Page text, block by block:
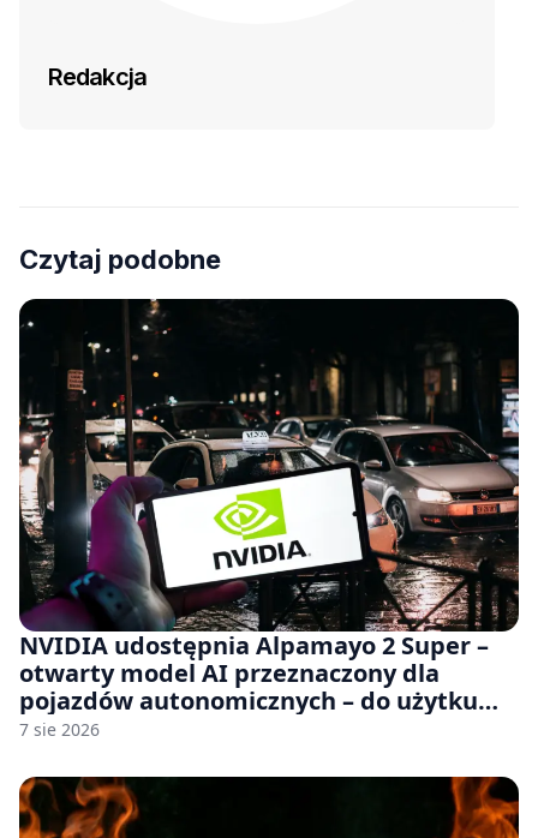
Redakcja
Czytaj podobne
NVIDIA udostępnia Alpamayo 2 Super –
otwarty model AI przeznaczony dla
pojazdów autonomicznych – do użytku
komercyjnego
7 sie 2026